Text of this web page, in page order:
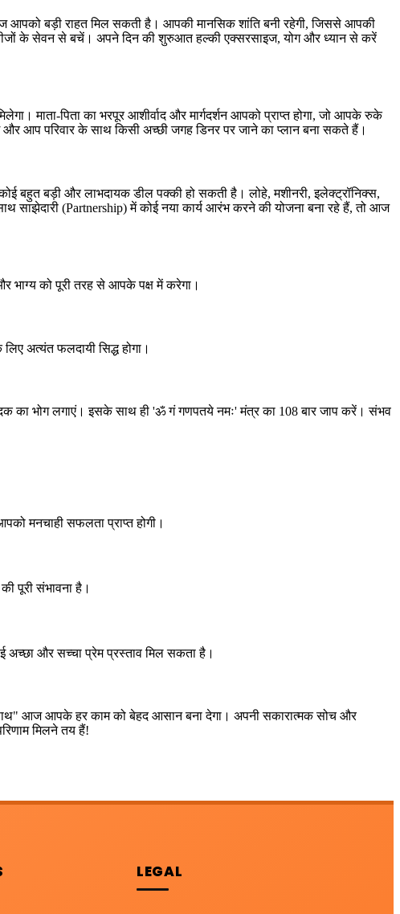
आपको बड़ी राहत मिल सकती है। आपकी मानसिक शांति बनी रहेगी, जिससे आपकी
चीजों के सेवन से बचें। अपने दिन की शुरुआत हल्की एक्सरसाइज, योग और ध्यान से करें
माता-पिता का भरपूर आशीर्वाद और मार्गदर्शन आपको प्राप्त होगा, जो आपके रुके
आप परिवार के साथ किसी अच्छी जगह डिनर पर जाने का प्लान बना सकते हैं।
बहुत बड़ी और लाभदायक डील पक्की हो सकती है। लोहे, मशीनरी, इलेक्ट्रॉनिक्स,
साझेदारी (Partnership) में कोई नया कार्य आरंभ करने की योजना बना रहे हैं, तो आज
भाग्य को पूरी तरह से आपके पक्ष में करेगा।
अत्यंत फलदायी सिद्ध होगा।
का भोग लगाएं। इसके साथ ही 'ॐ गं गणपतये नमः' मंत्र का 108 बार जाप करें। संभव
मनचाही सफलता प्राप्त होगी।
पूरी संभावना है।
और सच्चा प्रेम प्रस्ताव मिल सकता है।
आज आपके हर काम को बेहद आसान बना देगा। अपनी सकारात्मक सोच और
मिलने तय हैं!
LEGAL